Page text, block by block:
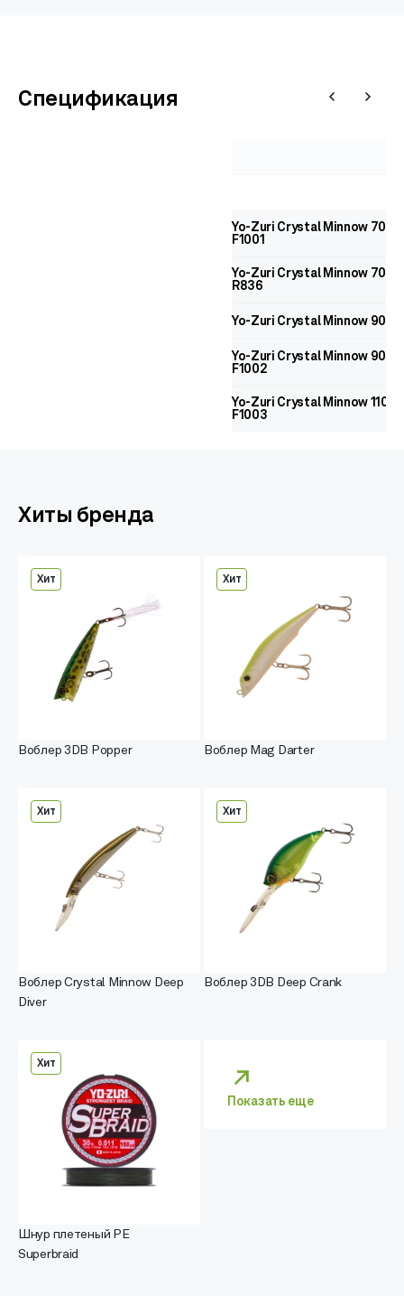
Спецификация
Yo-Zuri Crystal Minnow 70 F
F1001
Yo-Zuri Crystal Minnow 70 F
R836
Yo-Zuri Crystal Minnow 90 F
Yo-Zuri Crystal Minnow 90 F
F1002
Yo-Zuri Crystal Minnow 110 F
F1003
Хиты бренда
Хит
Воблер 3DB Popper
Хит
Воблер Mag Darter
Хит
Воблер Crystal Minnow Deep
Diver
Хит
Воблер 3DB Deep Crank
Хит
Шнур плетеный PE
Superbraid
Показать еще